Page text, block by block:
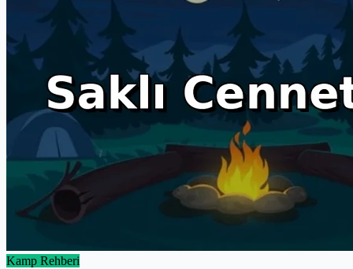
fazlalıkları atıp asıl deneyime odaklanalım.
Kamp Rehberi